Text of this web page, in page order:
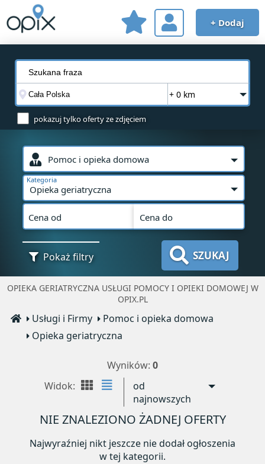
+ Dodaj
+ 0 km
pokazuj tylko oferty ze zdjęciem
Pomoc i opieka domowa
Opieka geriatryczna
Kategoria
Cena od Cena do
Pokaż filtry SZUKAJ
OPIEKA GERIATRYCZNA USŁUGI POMOCY I OPIEKI DOMOWEJ W
OPIX.PL
Usługi i Firmy
Pomoc i opieka domowa
Opieka geriatryczna
Wyników: 0
Widok:
od
najnowszych
NIE ZNALEZIONO ŻADNEJ OFERTY
Najwyraźniej nikt jeszcze nie dodał ogłoszenia
w tej kategorii.